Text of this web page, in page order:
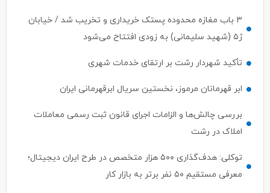
۳ باب مغازه محدوده پستک خریداری و تخریب شد / خیابان
ژ۵ (شهید سلیمانی) به زودی افتتاح می‌شود
تأکید شهردار رشت بر ارتقای خدمات شهری
ابر قهرمانان مرموز، نخستین سریال ابرقهرمانی ایران
بررسی چالش‌ها و الزامات اجرای قانون ثبت رسمی معاملات
املاک در رشت
توکلی: هدف‌گذاری ۵۰۰ هزار متخصص در طرح ایران دیجیتال؛
معرفی مستقیم ۵۰ نفر برتر به بازار کار